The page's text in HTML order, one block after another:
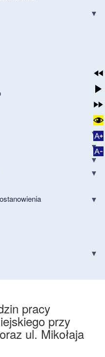
pracy
przy
ul. Mikołaja